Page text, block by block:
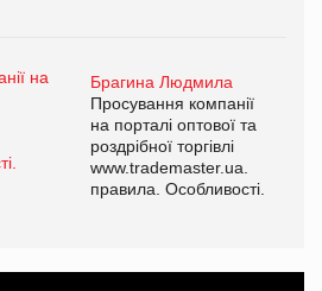
Брагина Людмила
Просування компанії
на порталі оптової та
роздрібної торгівлі
www.trademaster.ua.
правила. Особливості.